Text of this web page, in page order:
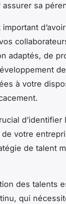
sa
adaptés, de
à votre
d’identifier
votre
de talent
des talents
qui